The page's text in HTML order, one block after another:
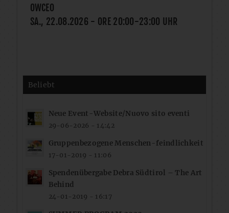
OWCEO
SA., 22.08.2026 - ORE 20:00-23:00 UHR
Beliebt
Neue Event-Website/Nuovo sito eventi
29-06-2026 - 14:42
Gruppenbezogene Menschen-feindlichkeit
17-01-2019 - 11:06
Spendenübergabe Debra Südtirol – The Art
Behind
24-01-2019 - 16:17